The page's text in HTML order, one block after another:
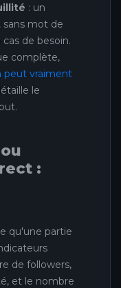
: un
sans mot de
de besoin.
complète,
peut vraiment
le
:
qu'une partie
de followers,
et le nombre